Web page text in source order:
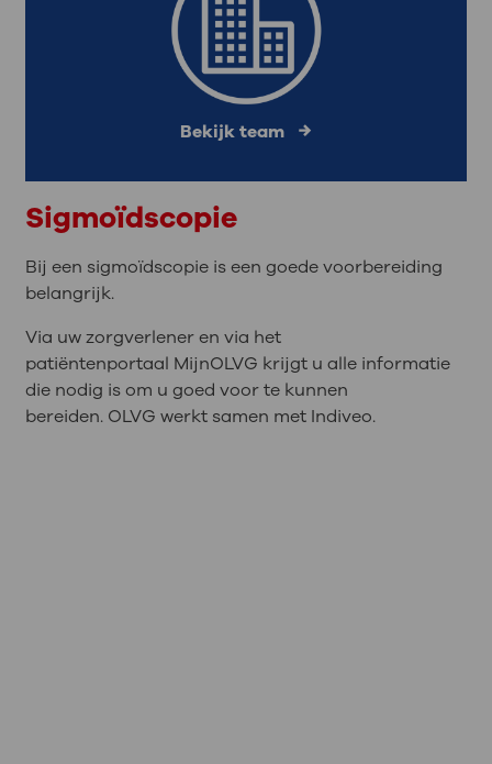
Bekijk team
Sigmoïdscopie
Bij een sigmoïdscopie is een goede voorbereiding
belangrijk.
Via uw zorgverlener en via het
patiëntenportaal MijnOLVG krijgt u alle informatie
die nodig is om u goed voor te kunnen
bereiden. OLVG werkt samen met Indiveo.